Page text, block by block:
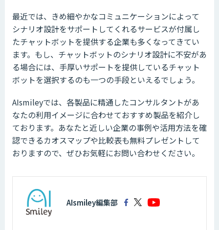
最近では、きめ細やかなコミュニケーションによって
シナリオ設計をサポートしてくれるサービスが付属し
たチャットボットを提供する企業も多くなってきてい
ます。もし、チャットボットのシナリオ設計に不安があ
る場合には、手厚いサポートを提供しているチャット
ボットを選択するのも一つの手段といえるでしょう。
AIsmileyでは、各製品に精通したコンサルタントがあ
なたの利用イメージに合わせておすすめ製品を紹介し
ております。あなたと近しい企業の事例や活用方法を確
認できるカオスマップや比較表も無料プレゼントして
おりますので、ぜひお気軽にお問い合わせください。
AIsmiley編集部